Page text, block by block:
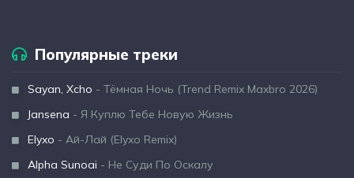
Популярные треки
Sayan, Xcho - Тёмная Ночь (Trend Remix Maxbro 2026)
Jansena - Я Куплю Тебе Новую Жизнь
Elyxo - Ай-Лай (Elyxo Remix)
Alpha Sunoai - Не Суди По Оскалу